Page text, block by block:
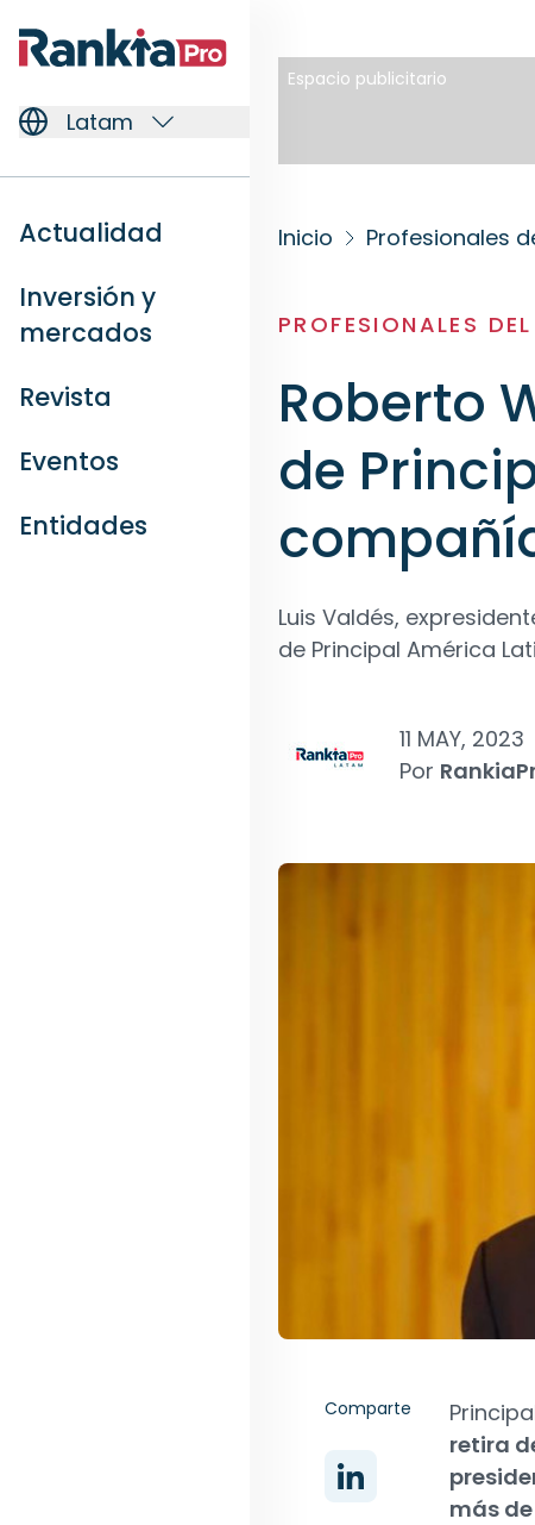
Latam
Actualidad
Inversión y
mercados
Revista
Eventos
Entidades
Espacio publicitario
Inicio Profesionales
PROFESIONALES
Roberto
de
Luis Valdés,
de Principal América
11 MAY, 2023
Por
Comparte
retira
más